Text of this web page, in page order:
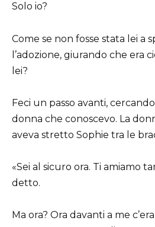
Solo io?
Come se non fosse stata lei a
l’adozione, giurando che era
lei?
Feci un passo avanti,
donna che conoscevo. La
aveva stretto Sophie tra le
«Sei al sicuro ora. Ti amiamo
detto.
Ma ora? Ora davanti a me